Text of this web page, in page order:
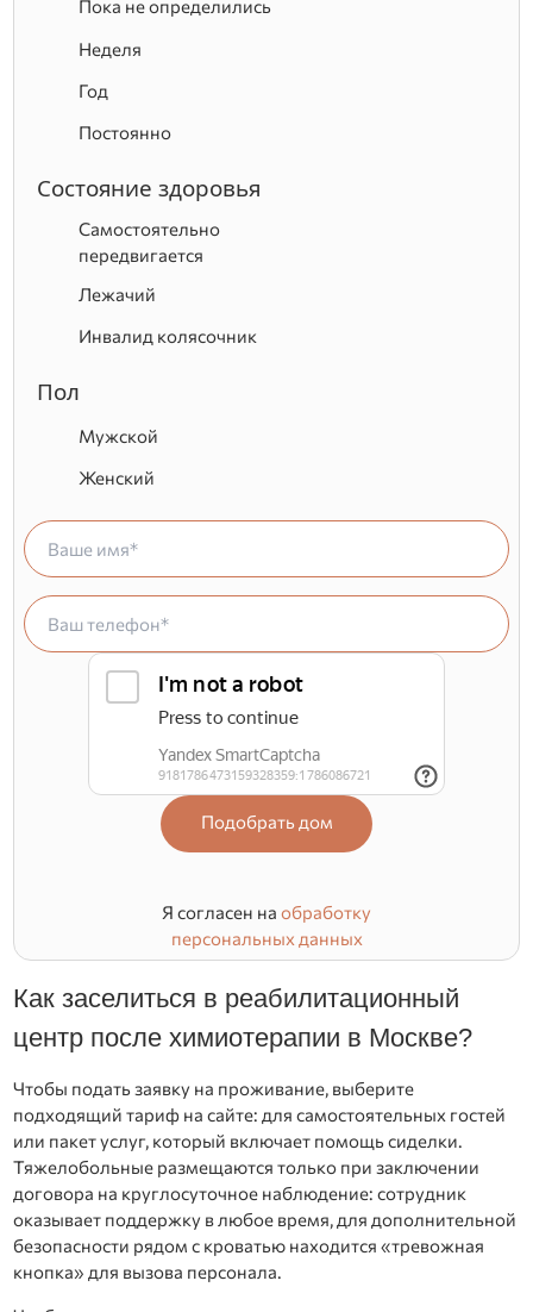
Пока не определились
Неделя
Год
Постоянно
Состояние здоровья
Самостоятельно
передвигается
Лежачий
Инвалид колясочник
Пол
Мужской
Женский
Подобрать дом
Я согласен на обработку
персональных данных
Как заселиться в реабилитационный
центр после химиотерапии в Москве?
Чтобы подать заявку на проживание, выберите
подходящий тариф на сайте: для самостоятельных гостей
или пакет услуг, который включает помощь сиделки.
Тяжелобольные размещаются только при заключении
договора на круглосуточное наблюдение: сотрудник
оказывает поддержку в любое время, для дополнительной
безопасности рядом с кроватью находится «тревожная
кнопка» для вызова персонала.